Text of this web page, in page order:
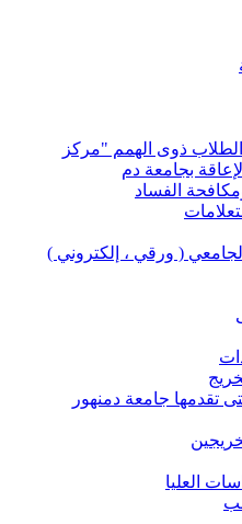
ذوى الهمم "مركز
بجامعة دم
الفساد
( ورقي ، إلكتروني )
التى تقدمها جامعة دمنهور
العليا